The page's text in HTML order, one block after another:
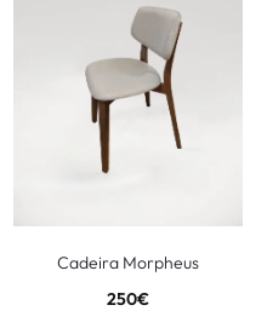
Cadeira Morpheus
250€